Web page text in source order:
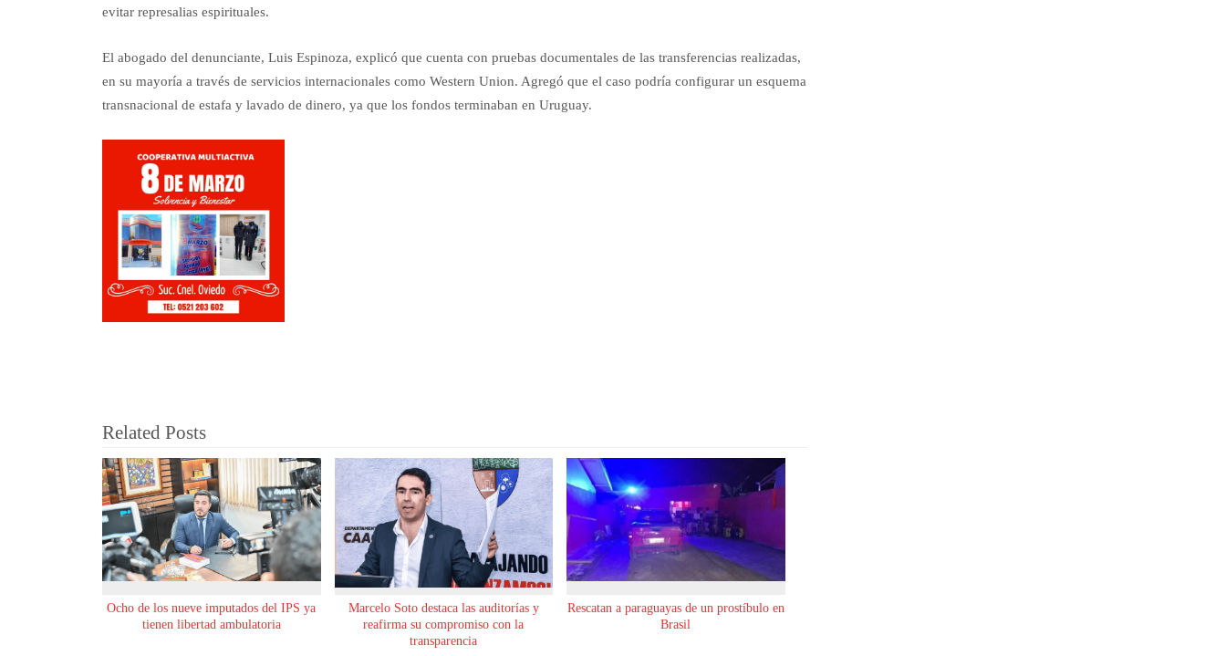
evitar represalias espirituales.
El abogado del denunciante, Luis Espinoza, explicó que cuenta con pruebas documentales de las transferencias realizadas,
en su mayoría a través de servicios internacionales como Western Union. Agregó que el caso podría configurar un esquema
transnacional de estafa y lavado de dinero, ya que los fondos terminaban en Uruguay.
Related Posts
Ocho de los nueve imputados del IPS ya
tienen libertad ambulatoria
Marcelo Soto destaca las auditorías y
reafirma su compromiso con la
transparencia
Rescatan a paraguayas de un prostíbulo en
Brasil